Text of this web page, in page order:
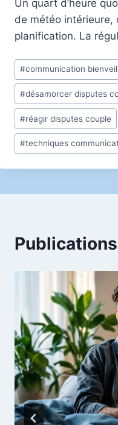
Un quart d’heure
de météo intérieure,
planification. La
Étiquettes
de
la
publication :
#communication
#désamorcer disputes
#réagir disputes couple
#techniques